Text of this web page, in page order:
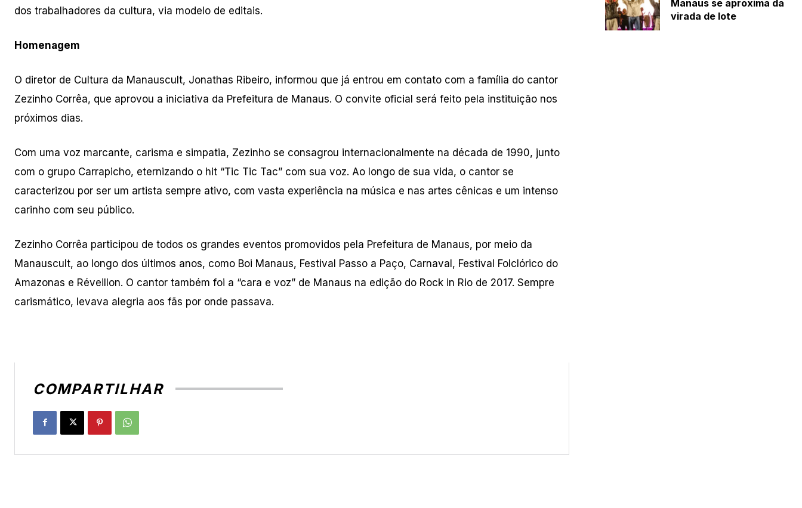
dos trabalhadores da cultura, via modelo de editais.
Homenagem
O diretor de Cultura da Manauscult, Jonathas Ribeiro, informou que já entrou em contato com a família do cantor
Zezinho Corrêa, que aprovou a iniciativa da Prefeitura de Manaus. O convite oficial será feito pela instituição nos
próximos dias.
Com uma voz marcante, carisma e simpatia, Zezinho se consagrou internacionalmente na década de 1990, junto
com o grupo Carrapicho, eternizando o hit “Tic Tic Tac” com sua voz. Ao longo de sua vida, o cantor se
caracterizou por ser um artista sempre ativo, com vasta experiência na música e nas artes cênicas e um intenso
carinho com seu público.
Zezinho Corrêa participou de todos os grandes eventos promovidos pela Prefeitura de Manaus, por meio da
Manauscult, ao longo dos últimos anos, como Boi Manaus, Festival Passo a Paço, Carnaval, Festival Folclórico do
Amazonas e Réveillon. O cantor também foi a “cara e voz” de Manaus na edição do Rock in Rio de 2017. Sempre
carismático, levava alegria aos fãs por onde passava.
COMPARTILHAR
Manaus se aproxima da
virada de lote